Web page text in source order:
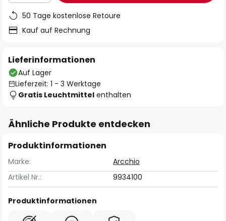
50 Tage kostenlose Retoure
Kauf auf Rechnung
Lieferinformationen
Auf Lager
Lieferzeit: 1 - 3 Werktage
Gratis Leuchtmittel enthalten
Ähnliche Produkte entdecken
Produktinformationen
Marke:
Arcchio
Artikel Nr.:
9934100
Produktinformationen